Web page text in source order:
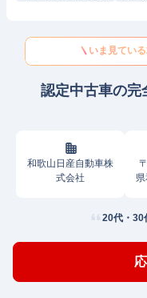
いま見てい
認定中古車の完
和歌山日産自動車株
式会社
20代・30